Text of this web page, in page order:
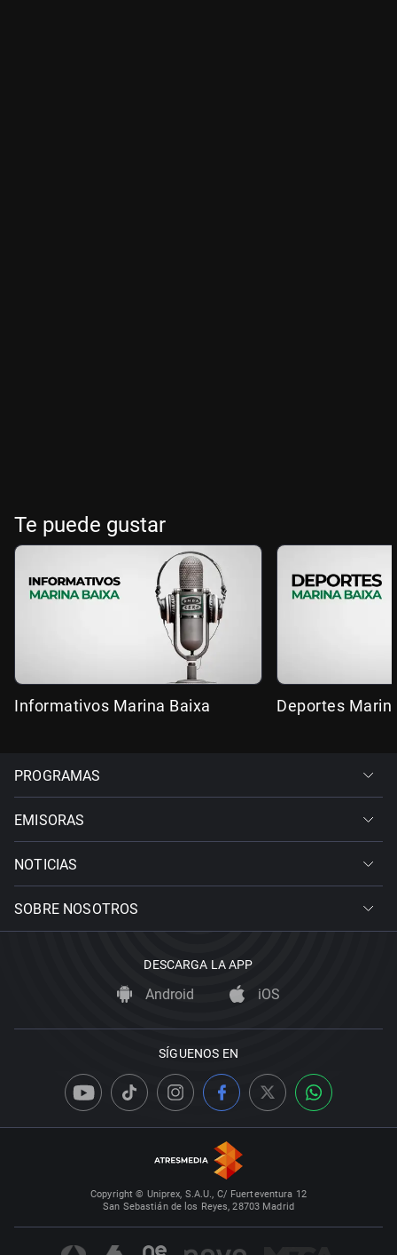
Te puede gustar
Informativos Marina Baixa Deportes
PROGRAMAS
EMISORAS
NOTICIAS
SOBRE NOSOTROS
DESCARGA LA APP
Android iOS
SÍGUENOS EN
Copyright © Uniprex, S.A.U., C/ Fuerteventura 12
San Sebastián de los Reyes, 28703 Madrid